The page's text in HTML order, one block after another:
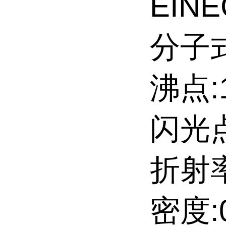
分子
沸点
闪光
折射
密度